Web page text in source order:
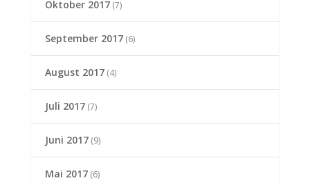
Oktober 2017(7)
September 2017(6)
August 2017(4)
Juli 2017(7)
Juni 2017(9)
Mai 2017(6)